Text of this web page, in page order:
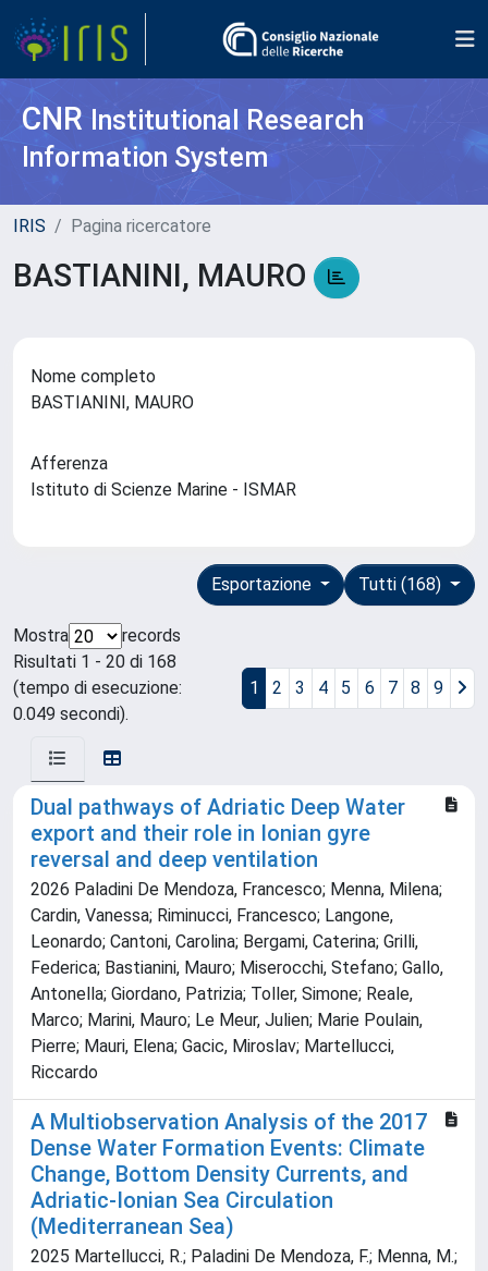
CNR Institutional Research
Information System
IRIS Pagina ricercatore
BASTIANINI, MAURO
Nome completo
BASTIANINI, MAURO
Afferenza
Istituto di Scienze Marine - ISMAR
Tutti (168)
Esportazione
Mostra
records
Risultati 1 - 20 di 168
(tempo di esecuzione:
0.049 secondi).
1 2 3 4 5 6 7 8 9
Dual pathways of Adriatic Deep Water
export and their role in Ionian gyre
reversal and deep ventilation
2026 Paladini De Mendoza, Francesco; Menna, Milena;
Cardin, Vanessa; Riminucci, Francesco; Langone,
Leonardo; Cantoni, Carolina; Bergami, Caterina; Grilli,
Federica; Bastianini, Mauro; Miserocchi, Stefano; Gallo,
Antonella; Giordano, Patrizia; Toller, Simone; Reale,
Marco; Marini, Mauro; Le Meur, Julien; Marie Poulain,
Pierre; Mauri, Elena; Gacic, Miroslav; Martellucci,
Riccardo
A Multiobservation Analysis of the 2017
Dense Water Formation Events: Climate
Change, Bottom Density Currents, and
Adriatic‐Ionian Sea Circulation
(Mediterranean Sea)
2025 Martellucci, R.; Paladini De Mendoza, F.; Menna, M.;